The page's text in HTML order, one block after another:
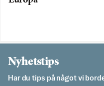
Nyhetstips
Har du tips på något vi